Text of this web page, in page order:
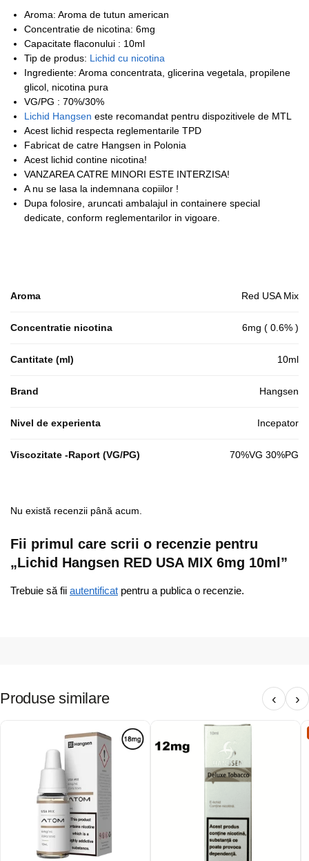
Aroma: Aroma de tutun american
Concentratie de nicotina: 6mg
Capacitate flaconului : 10ml
Tip de produs: Lichid cu nicotina
Ingrediente: Aroma concentrata, glicerina vegetala, propilene
glicol, nicotina pura
VG/PG : 70%/30%
Lichid Hangsen este recomandat pentru dispozitivele de MTL
Acest lichid respecta reglementarile TPD
Fabricat de catre Hangsen in Polonia
Acest lichid contine nicotina!
VANZAREA CATRE MINORI ESTE INTERZISA!
A nu se lasa la indemnana copiilor !
Dupa folosire, aruncati ambalajul in containere special
dedicate, conform reglementarilor in vigoare.
Aroma Red USA Mix
Concentratie nicotina 6mg ( 0.6% )
Cantitate (ml) 10ml
Brand Hangsen
Nivel de experienta Incepator
Viscozitate -Raport (VG/PG) 70%VG 30%PG
Nu există recenzii până acum.
Fii primul care scrii o recenzie pentru
„Lichid Hangsen RED USA MIX 6mg 10ml”
Trebuie să fii autentificat pentru a publica o recenzie.
Produse similare ‹ ›